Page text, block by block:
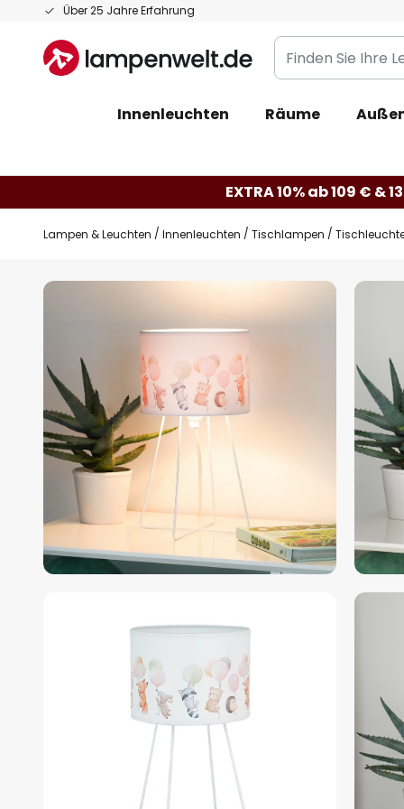
Über 25 Jahre Erfahrung
Zum
springen
Finden
Sie
Leuchte...
Innenleuchten Räume
EXTRA 10% ab 109 € &
Lampen & Leuchten Innenleuchten Tischlampen Tischleuchte
Zum
Bildgalerie
springen